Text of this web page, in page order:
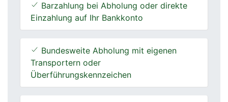
Barzahlung bei Abholung oder direkte
Einzahlung auf Ihr Bankkonto
Bundesweite Abholung mit eigenen
Transportern oder
Überführungskennzeichen